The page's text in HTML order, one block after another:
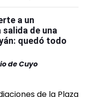
a un
de una
quedó todo
de Cuyo
de la Plaza